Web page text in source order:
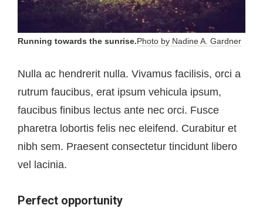
Running towards the sunrise.Photo by Nadine A. Gardner
Nulla ac hendrerit nulla. Vivamus facilisis, orci a
rutrum faucibus, erat ipsum vehicula ipsum,
faucibus finibus lectus ante nec orci. Fusce
pharetra lobortis felis nec eleifend. Curabitur et
nibh sem. Praesent consectetur tincidunt libero
vel lacinia.
Perfect opportunity